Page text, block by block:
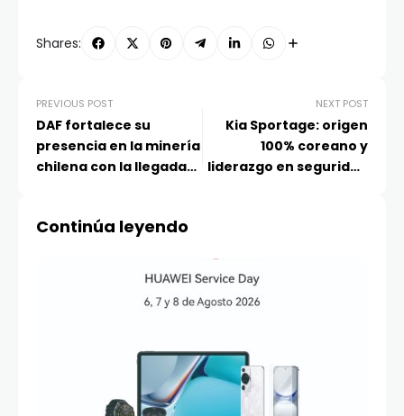
Shares:
PREVIOUS POST
DAF fortalece su
presencia en la minería
chilena con la llegada
NEXT POST
Kia Sportage: origen
100% coreano y
liderazgo en seguridad
Continúa leyendo